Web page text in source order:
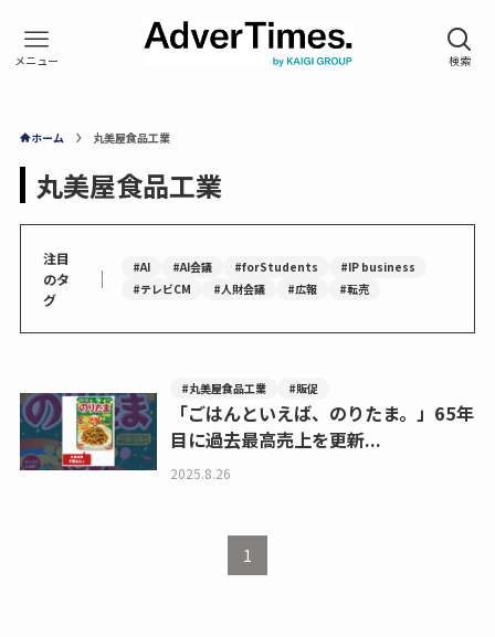
ホーム 丸美屋食品工業
丸美屋食品工業
注目
のタ
グ
｜ #AI #AI会議 #forStudents
#IP business
#テレビCM
#人財会議 #広報 #転売
#丸美屋食品工業 #販促
「ごはんといえば、のりたま。」65年
目に過去最高売上を更新...
2025.8.26
1